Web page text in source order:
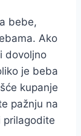
bebe,
Ako
dovoljno
je beba
kupanje
pažnju na
prilagodite